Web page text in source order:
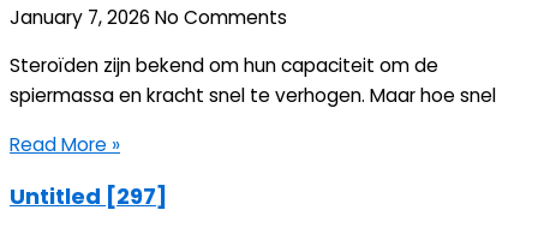
January 7, 2026 No Comments
Steroïden zijn bekend om hun capaciteit om de
spiermassa en kracht snel te verhogen. Maar hoe snel
Read More »
Untitled [297]